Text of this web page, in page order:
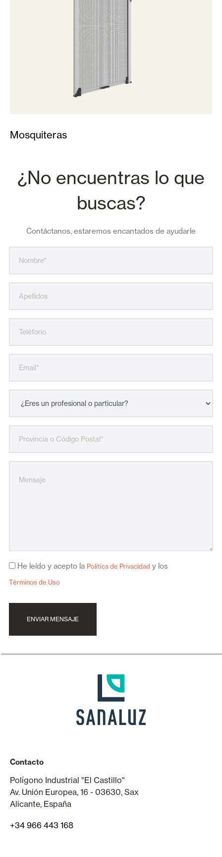
Mosquiteras
¿No encuentras lo que
buscas?
Contáctanos, estaremos encantados de ayudarle
He leído y acepto la Política de Privacidad y los
Términos de Uso
ENVIAR MENSAJE
Contacto
Polígono Industrial "El Castillo"
Av. Unión Europea, 16 - 03630, Sax
Alicante, España
+34 966 443 168